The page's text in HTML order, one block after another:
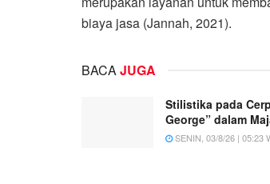
biaya jasa (Jannah, 2021).
BACAJUGA
Stilistika pada
George” dalam
SENIN, 03/8/26 | 05:23